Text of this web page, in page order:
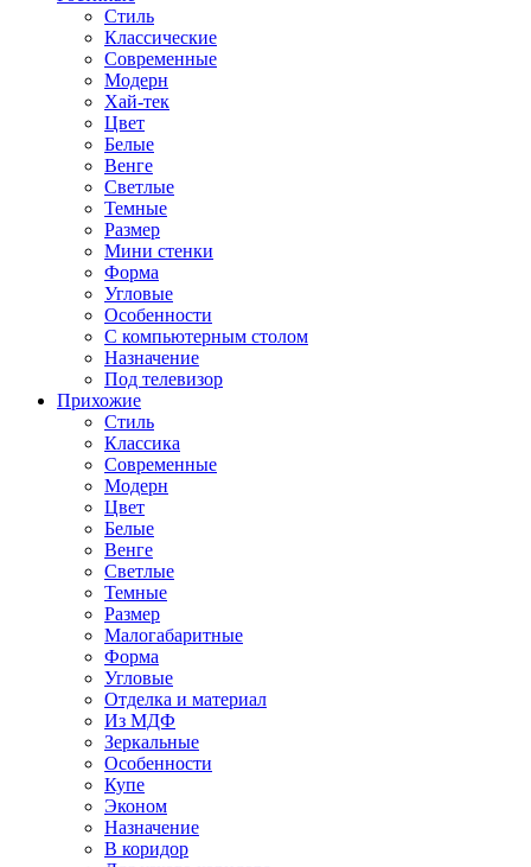
Стиль
Классические
Современные
Модерн
Хай-тек
Цвет
Белые
Венге
Светлые
Темные
Размер
Мини стенки
Форма
Угловые
Особенности
С компьютерным столом
Назначение
Под телевизор
Прихожие
Стиль
Классика
Современные
Модерн
Цвет
Белые
Венге
Светлые
Темные
Размер
Малогабаритные
Форма
Угловые
Отделка и материал
Из МДФ
Зеркальные
Особенности
Купе
Эконом
Назначение
В коридор